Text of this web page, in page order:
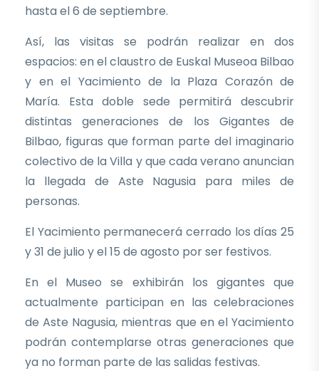
hasta el 6 de septiembre.
Así, las visitas se podrán realizar en dos
espacios: en el claustro de Euskal Museoa Bilbao
y en el Yacimiento de la Plaza Corazón de
María. Esta doble sede permitirá descubrir
distintas generaciones de los Gigantes de
Bilbao, figuras que forman parte del imaginario
colectivo de la Villa y que cada verano anuncian
la llegada de Aste Nagusia para miles de
personas.
El Yacimiento permanecerá cerrado los días 25
y 31 de julio y el 15 de agosto por ser festivos.
En el Museo se exhibirán los gigantes que
actualmente participan en las celebraciones
de Aste Nagusia, mientras que en el Yacimiento
podrán contemplarse otras generaciones que
ya no forman parte de las salidas festivas.